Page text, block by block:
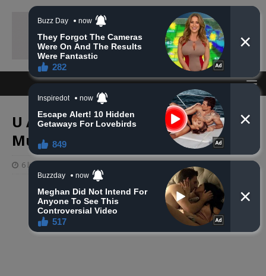
U Americi na Ahiret preselio
Mujčić Zurjet
6 listopada, 2020